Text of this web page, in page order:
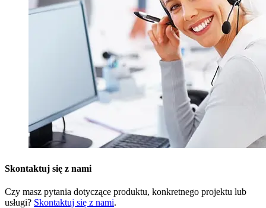
Skontaktuj się z nami
Czy masz pytania dotyczące produktu, konkretnego projektu lub
usługi? Skontaktuj się z nami.